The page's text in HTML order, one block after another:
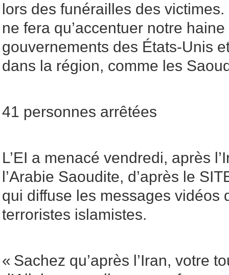
lors des funérailles des
ne fera qu’accentuer notre
gouvernements des États-Unis
dans la région, comme les
41 personnes arrêtées
L’EI a menacé vendredi, après
l’Arabie Saoudite, d’après le
qui diffuse les messages vidéos
terroristes islamistes.
« Sachez qu’après l’Iran, votre